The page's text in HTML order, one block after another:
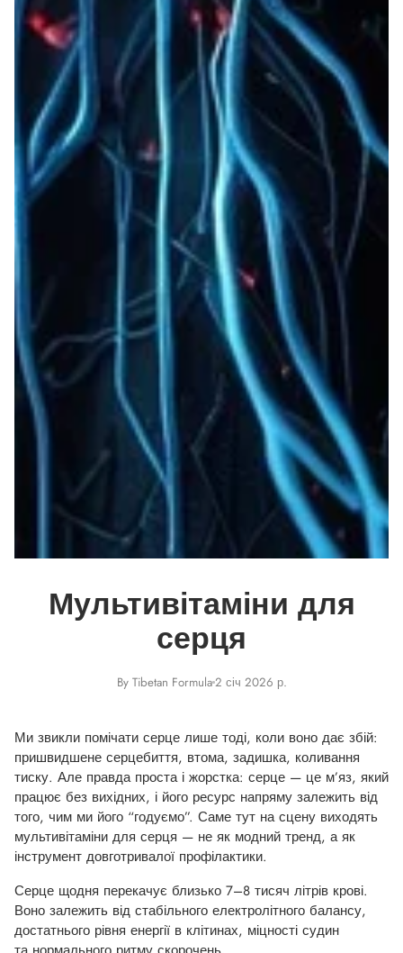
Мультивітаміни для
серця
By Tibetan Formula2 січ 2026 р.
Ми звикли помічати серце лише тоді, коли воно дає збій:
пришвидшене серцебиття, втома, задишка, коливання
тиску. Але правда проста і жорстка: серце — це м’яз, який
працює без вихідних, і його ресурс напряму залежить від
того, чим ми його “годуємо”. Саме тут на сцену виходять
мультивітаміни для серця — не як модний тренд, а як
інструмент довготривалої профілактики.
Серце щодня перекачує близько 7–8 тисяч літрів крові.
Воно залежить від стабільного електролітного балансу,
достатнього рівня енергії в клітинах, міцності судин